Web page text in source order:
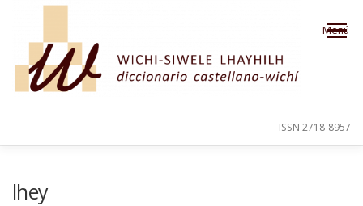
Saltar al contenido
Menú
ISSN 2718-8957
lhey